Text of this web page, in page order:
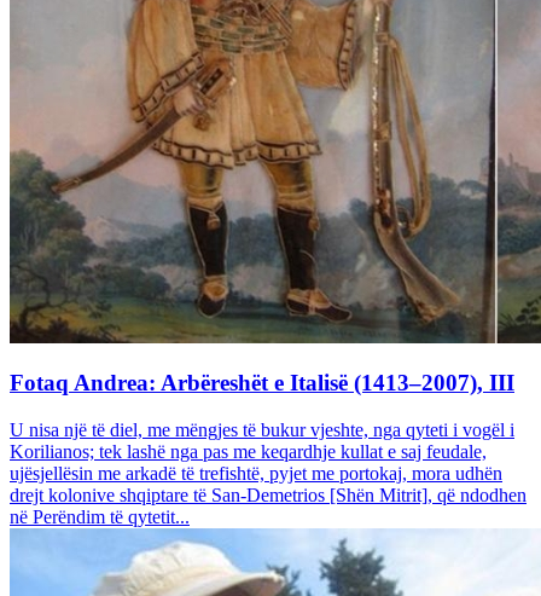
Fotaq Andrea: Arbëreshët e Italisë (1413–2007), III
U nisa një të diel, me mëngjes të bukur vjeshte, nga qyteti i vogël i
Korilianos; tek lashë nga pas me keqardhje kullat e saj feudale,
ujësjellësin me arkadë të trefishtë, pyjet me portokaj, mora udhën
drejt kolonive shqiptare të San-Demetrios [Shën Mitrit], që ndodhen
në Perëndim të qytetit...